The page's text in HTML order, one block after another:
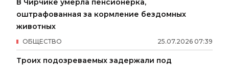
В Чирчике умерла пенсионерка,
оштрафованная за кормление бездомных
животных
25.07.2026 07:39
ОБЩЕСТВО
Троих подозреваемых задержали под